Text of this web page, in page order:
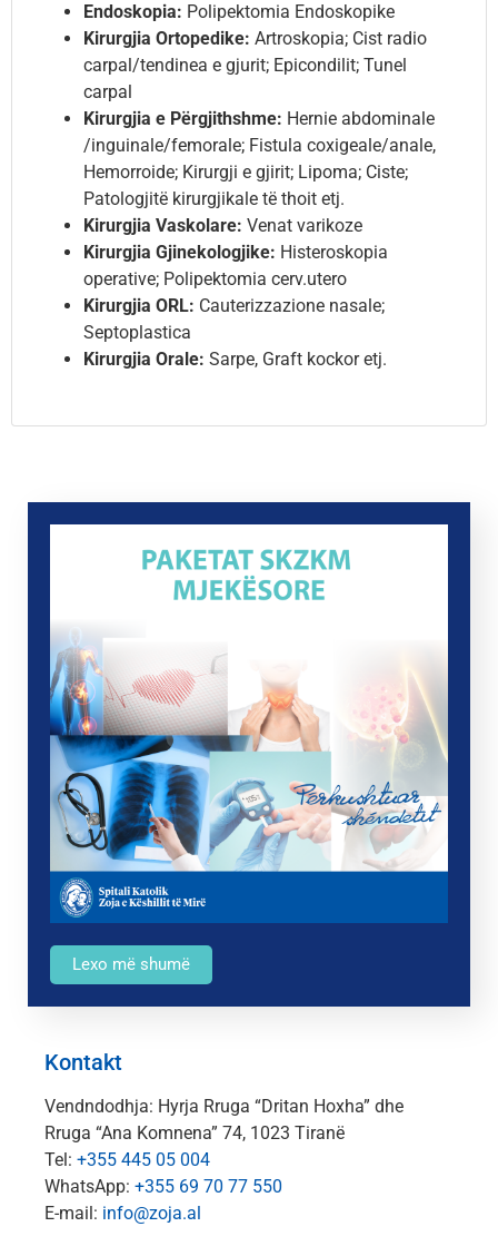
Endoskopia: Polipektomia Endoskopike
Kirurgjia Ortopedike: Artroskopia; Cist radio
carpal/tendinea e gjurit; Epicondilit; Tunel
carpal
Kirurgjia e Përgjithshme: Hernie abdominale
/inguinale/femorale; Fistula coxigeale/anale,
Hemorroide; Kirurgji e gjirit; Lipoma; Ciste;
Patologjitë kirurgjikale të thoit etj.
Kirurgjia Vaskolare: Venat varikoze
Kirurgjia Gjinekologjike: Histeroskopia
operative; Polipektomia cerv.utero
Kirurgjia ORL: Cauterizzazione nasale;
Septoplastica
Kirurgjia Orale: Sarpe, Graft kockor etj.
Lexo më shumë
Kontakt
Vendndodhja: Hyrja Rruga “Dritan Hoxha” dhe
Rruga “Ana Komnena” 74, 1023 Tiranë
Tel: +355 445 05 004
WhatsApp: +355 69 70 77 550
E-mail: info@zoja.al